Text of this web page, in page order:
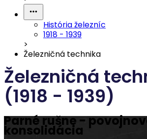
História železníc
1918 - 1939
>
Železničná technika
Železničná
(1918 - 1939)
Parné rušne -
konsolidácia